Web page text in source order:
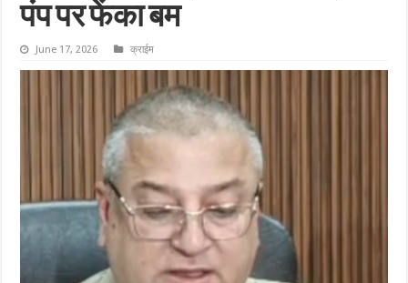
पंप पर फेंका बम
June 17, 2026 क्राईम